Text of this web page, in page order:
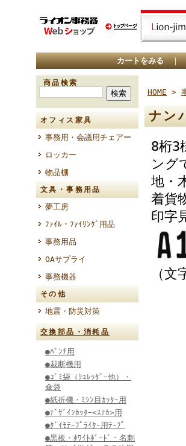
カートをみる ｜
商品検索
オフィス家具
事務用・会議用チェアー
ロッカー
物品棚
文具・事務用品
夢工房
ﾌｧｲﾙ・ﾌｧｲﾘﾝｸﾞ用品
事務用品
OAサプライ
事務機器
その他
地震・防災対策
交換部品・消耗品
●ﾊﾟﾝﾁ用
●裁断機用
●ｺﾞﾐ袋（ｼｭﾚｯﾀﾞｰ他）・
傘袋
●紙折機・ﾐｼﾝ目ｶｯﾀｰ用
●ﾃﾞｻﾞｲﾝｶｯﾀｰ<ｽﾃｶ>用
●ﾀﾞｲﾓﾃｰﾌﾟﾗｲﾀｰ用ﾃｰﾌﾟ
●黒板・ﾎﾜｲﾄﾎﾞｰﾄﾞ・名刺
HOME >
ナン
8桁3
ング
地・
着貨
印字
（文